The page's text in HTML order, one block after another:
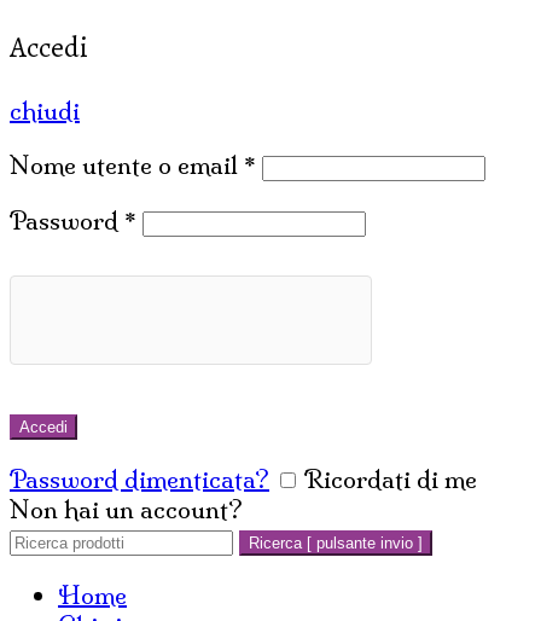
Accedi
chiudi
Nome utente o email *
Password *
Accedi
Password dimenticata?
Ricordati di me
Non hai un account?
Cerca:
Ricerca [ pulsante invio ]
Home